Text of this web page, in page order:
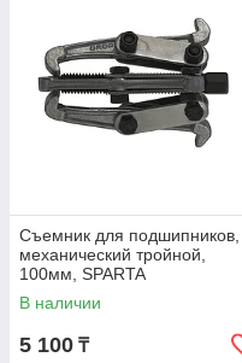
Съемник для подшипников,
механический тройной,
100мм, SPARTA
В наличии
5 100 ₸